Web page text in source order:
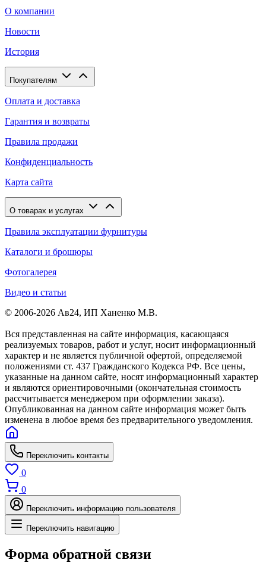
О компании
Новости
История
Покупателям
Оплата и доставка
Гарантия и возвраты
Правила продажи
Конфиденциальность
Карта сайта
О товарах и услугах
Правила эксплуатации фурнитуры
Каталоги и брошюры
Фотогалерея
Видео и статьи
© 2006-2026 Ав24, ИП Ханенко М.В.
Вся представленная на сайте информация, касающаяся
реализуемых товаров, работ и услуг, носит информационный
характер и не является публичной офертой, определяемой
положениями ст. 437 Гражданского Кодекса РФ. Все цены,
указанные на данном сайте, носят информационный характер
и являются ориентировочными (окончательная стоимость
рассчитывается менеджером при оформлении заказа).
Опубликованная на данном сайте информация может быть
изменена в любое время без предварительного уведомления.
Переключить контакты
0
0
Переключить информацию пользователя
Переключить навигацию
Форма обратной связи